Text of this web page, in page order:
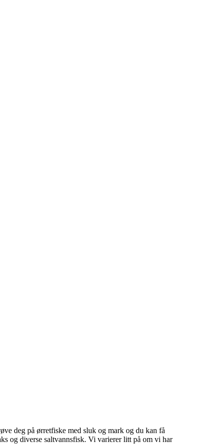
deg på ørretfiske med sluk og mark og du kan få
og diverse saltvannsfisk. Vi varierer litt på om vi har